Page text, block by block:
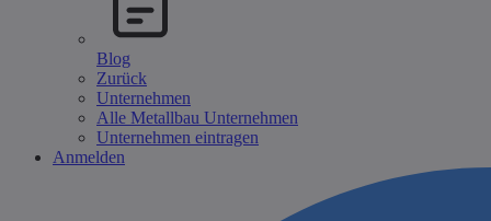
Blog
Zurück
Unternehmen
Alle Metallbau Unternehmen
Unternehmen eintragen
Anmelden